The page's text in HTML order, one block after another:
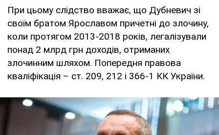
При цьому слідство вважає, що Дубневич зі
своїм братом Ярославом причетні до злочину,
коли протягом 2013-2018 років, легалізували
понад 2 млрд грн доходів, отриманих
злочинним шляхом. Попередня правова
кваліфікація – ст. 209, 212 і 366-1 КК України.